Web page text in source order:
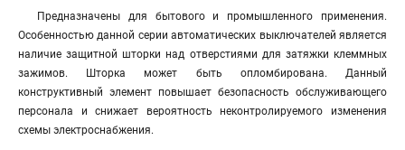
Предназначены для бытового и промышленного применения.
Особенностью данной серии автоматических выключателей является
наличие защитной шторки над отверстиями для затяжки клеммных
зажимов. Шторка может быть опломбирована. Данный
конструктивный элемент повышает безопасность обслуживающего
персонала и снижает вероятность неконтролируемого изменения
схемы электроснабжения.